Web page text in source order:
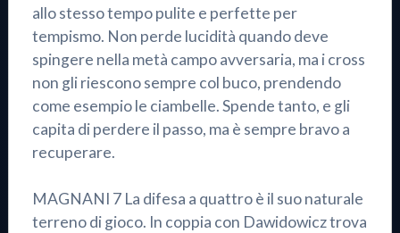
allo stesso tempo pulite e perfette per
tempismo. Non perde lucidità quando deve
spingere nella metà campo avversaria, ma i cross
non gli riescono sempre col buco, prendendo
come esempio le ciambelle. Spende tanto, e gli
capita di perdere il passo, ma è sempre bravo a
recuperare.
MAGNANI 7 La difesa a quattro è il suo naturale
terreno di gioco. In coppia con Dawidowicz trova